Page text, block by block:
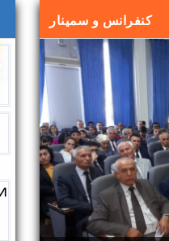
کنفرانس و سمینار